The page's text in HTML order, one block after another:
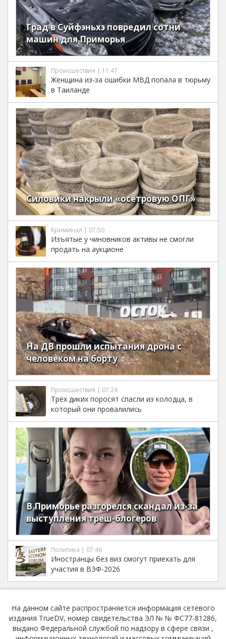
Град в Суйфэньхэ повредил сотни
машин для Приморья
Происшествия | 11:47
Женщина из-за ошибки МВД попала в тюрьму
в Таиланде
Силовики накрыли «осетровую ОПГ»
Криминал | 07:50
Изъятые у чиновников активы не смогли
продать на аукционе
На ДВ прошли испытания дрона с
человеком на борту
Происшествия | 07:24
Трёх диких поросят спасли из колодца, в
который они провалились
В Приморье разгорелся скандал из-за
выступления треш-блогеров
Политика | 07:46
Иностранцы без виз смогут приехать для
участия в ВЭФ-2026
На данном сайте распространяется информация сетевого
издания TrueDV, номер свидетельства ЭЛ № № ФС77-81286,
выдано Федеральной службой по надзору в сфере связи ,